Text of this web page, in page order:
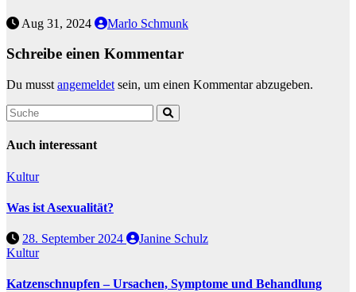
Aug 31, 2024 Marlo Schmunk
Schreibe einen Kommentar
Du musst angemeldet sein, um einen Kommentar abzugeben.
Auch interessant
Kultur
Was ist Asexualität?
28. September 2024
Janine Schulz
Kultur
Katzenschnupfen – Ursachen, Symptome und Behandlung